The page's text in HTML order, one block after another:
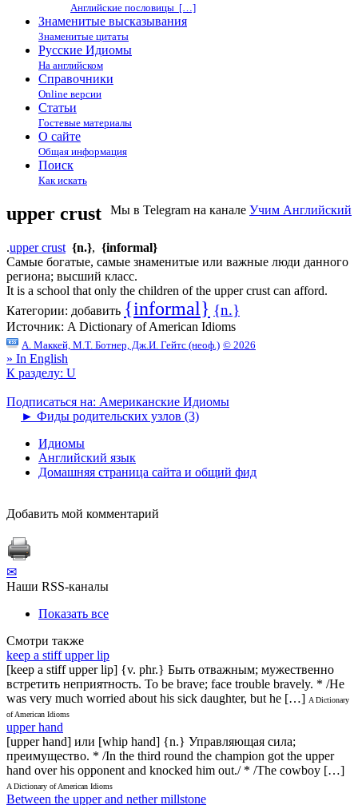
Английские пословицы […]
Знаменитые высказывания
Знаменитые цитаты
Русские Идиомы
На английском
Справочники
Online версии
Статьи
Гостевые материалы
О сайте
Общая информация
Поиск
Как искать
Мы в Telegram на канале Учим Английский
upper crust
.upper crust {n.}, {informal}
Самые богатые, самые знаменитые или важные люди данного
региона; высший класс.
It is a school that only the children of the upper crust can afford.
Категории: добавить {informal} {n.}
Источник: A Dictionary of American Idioms
А. Маккей, М.Т. Ботнер, Дж.И. Гейтс (неоф.) © 2026
» In English
К разделу: U
Подписаться на: Американские Идиомы
► Фиды родительских узлов (3)
Идиомы
Английский язык
Домашняя страница сайта и общий фид
Добавить мой комментарий
✉
Наши RSS-каналы
Показать все
Смотри также
keep a stiff upper lip
[keep a stiff upper lip] {v. phr.} Быть отважным; мужественно
встретить неприятность. To be brave; face trouble bravely. * /He
was very much worried about his sick daughter, but he […] A Dictionary
of American Idioms
upper hand
[upper hand] или [whip hand] {n.} Управляющая сила;
преимущество. * /In the third round the champion got the upper
hand over his opponent and knocked him out./ * /The cowboy […]
A Dictionary of American Idioms
Between the upper and nether millstone